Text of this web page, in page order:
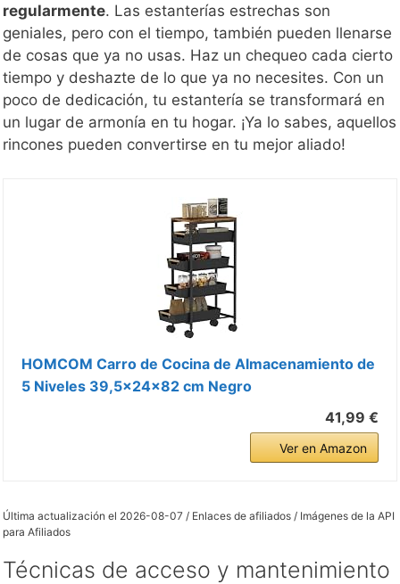
regularmente. Las estanterías estrechas son
geniales, pero con el tiempo, también pueden llenarse
de cosas que ya no usas. Haz un chequeo cada cierto
tiempo y deshazte de lo que ya no necesites. Con un
poco de dedicación, tu estantería se transformará en
un lugar de armonía en tu hogar. ¡Ya lo sabes, aquellos
rincones pueden convertirse en tu mejor aliado!
HOMCOM Carro de Cocina de Almacenamiento de
5 Niveles 39,5x24x82 cm Negro
41,99 €
Ver en Amazon
Última actualización el 2026-08-07 / Enlaces de afiliados / Imágenes de la API
para Afiliados
Técnicas de acceso y mantenimiento